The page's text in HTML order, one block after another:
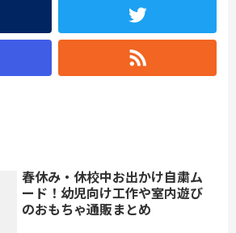
春休み・休校中お出かけ自粛ム
ード！幼児向け工作や室内遊び
のおもちゃ通販まとめ